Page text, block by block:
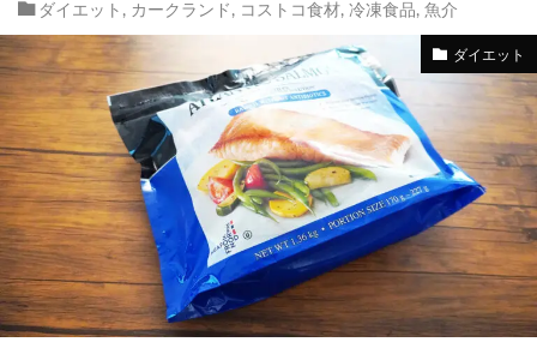
ダイエット , カークランド , コストコ食材, 冷凍食品, 魚介
ダイエット